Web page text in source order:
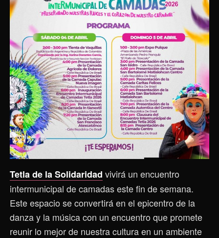
Tetla de la Solidaridad vivirá un encuentro
intermunicipal de camadas este fin de semana.
Este espacio se convertirá en el epicentro de la
danza y la música con un encuentro que promete
reunir lo mejor de nuestra cultura en un ambiente